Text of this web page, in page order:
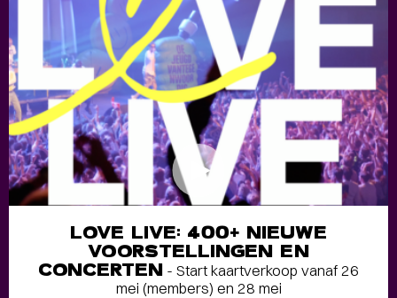
LOVE LIVE: 400+ NIEUWE
VOORSTELLINGEN EN
CONCERTEN - Start kaartverkoop vanaf 26
mei (members) en 28 mei